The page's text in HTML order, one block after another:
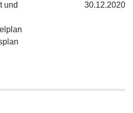
und
30.12.2020